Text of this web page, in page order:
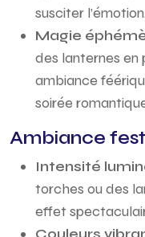
susciter l’émotion.
Magie
des lanternes en
ambiance
soirée
Ambiance
Intensité
torches ou des
effet